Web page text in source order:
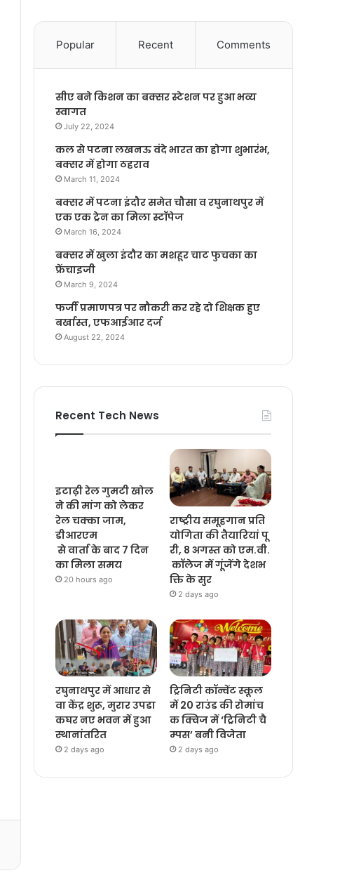
Popular Recent Comments
सीए बने किशन का बक्सर स्टेशन पर हुआ भव्य
स्वागत
July 22, 2024
कल से पटना लखनऊ वंदे भारत का होगा शुभारंभ,
बक्सर में होगा ठहराव
March 11, 2024
बक्सर में पटना इंदौर समेत चौसा व रघुनाथपुर में
एक एक ट्रेन का मिला स्टॉपेज
March 16, 2024
बक्सर में खुला इंदौर का मशहूर चाट फुचका का
फ्रेंचाइजी
March 9, 2024
फर्जी प्रमाणपत्र पर नौकरी कर रहे दो शिक्षक हुए
बर्खास्त, एफआईआर दर्ज
August 22, 2024
Recent Tech News
इटाढ़ी रेल गुमटी खोल
ने की मांग को लेकर
रेल चक्का जाम,
डीआरएम
से वार्ता के बाद 7 दिन
का मिला समय
20 hours ago
राष्ट्रीय समूहगान प्रति
योगिता की तैयारियां पू
री, 8 अगस्त को एम.वी.
कॉलेज में गूंजेंगे देशभ
क्ति के सुर
2 days ago
रघुनाथपुर में आधार से
वा केंद्र शुरू, मुरार उपडा
कघर नए भवन में हुआ
स्थानांतरित
2 days ago
ट्रिनिटी कॉन्वेंट स्कूल
में 20 राउंड की रोमांच
क क्विज में ‘ट्रिनिटी चै
म्पस’ बनी विजेता
2 days ago